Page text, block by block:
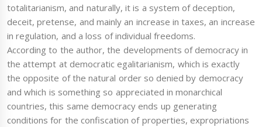
totalitarianism, and naturally, it is a system of deception,
deceit, pretense, and mainly an increase in taxes, an increase
in regulation, and a loss of individual freedoms.
According to the author, the developments of democracy in
the attempt at democratic egalitarianism, which is exactly
the opposite of the natural order so denied by democracy
and which is something so appreciated in monarchical
countries, this same democracy ends up generating
conditions for the confiscation of properties, expropriations